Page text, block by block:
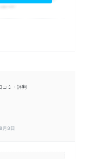
コミ・評判
月3日